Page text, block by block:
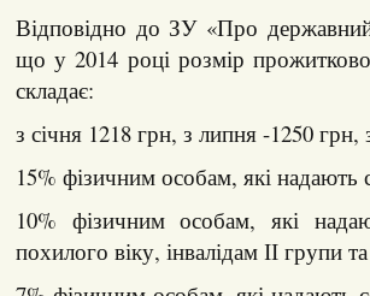
Відповідно до ЗУ «Про
що у 2014 році розмір
складає:
з січня 1218 грн, з липня -1250
15% фізичним особам, які надають
10% фізичним особам, які
похилого віку, інвалідам ІІ групи